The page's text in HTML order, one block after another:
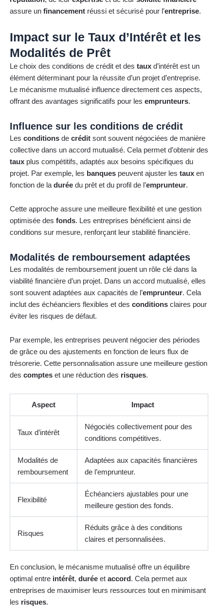
assure un financement réussi et sécurisé pour l’entreprise.
Impact sur le Taux d’Intérêt et les
Modalités de Prêt
Le choix des conditions de crédit et des taux d’intérêt est un
élément déterminant pour la réussite d’un projet d’entreprise.
Le mécanisme mutualisé influence directement ces aspects,
offrant des avantages significatifs pour les emprunteurs.
Influence sur les conditions de crédit
Les conditions de crédit sont souvent négociées de manière
collective dans un accord mutualisé. Cela permet d’obtenir des
taux plus compétitifs, adaptés aux besoins spécifiques du
projet. Par exemple, les banques peuvent ajuster les taux en
fonction de la durée du prêt et du profil de l’emprunteur.
Cette approche assure une meilleure flexibilité et une gestion
optimisée des fonds. Les entreprises bénéficient ainsi de
conditions sur mesure, renforçant leur stabilité financière.
Modalités de remboursement adaptées
Les modalités de remboursement jouent un rôle clé dans la
viabilité financière d’un projet. Dans un accord mutualisé, elles
sont souvent adaptées aux capacités de l’emprunteur. Cela
inclut des échéanciers flexibles et des conditions claires pour
éviter les risques de défaut.
Par exemple, les entreprises peuvent négocier des périodes
de grâce ou des ajustements en fonction de leurs flux de
trésorerie. Cette personnalisation assure une meilleure gestion
des comptes et une réduction des risques.
Aspect Impact
Taux d’intérêt
Négociés collectivement pour des
conditions compétitives.
Modalités de
remboursement
Adaptées aux capacités financières
de l’emprunteur.
Flexibilité
Échéanciers ajustables pour une
meilleure gestion des fonds.
Risques
Réduits grâce à des conditions
claires et personnalisées.
En conclusion, le mécanisme mutualisé offre un équilibre
optimal entre intérêt, durée et accord. Cela permet aux
entreprises de maximiser leurs ressources tout en minimisant
les risques.